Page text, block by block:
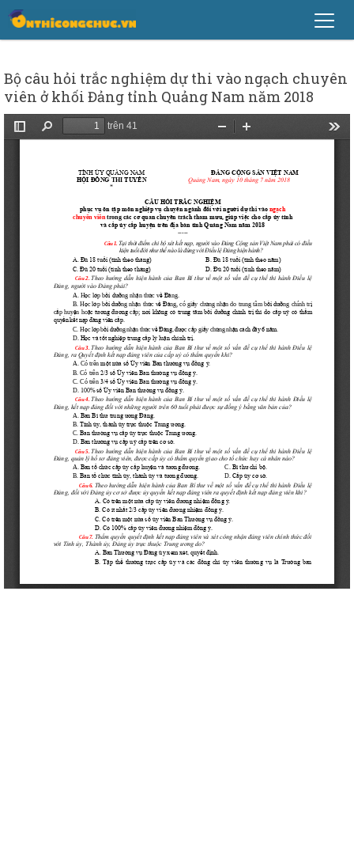
Bộ câu hỏi trắc nghiệm dự thi vào ngạch chuyên
viên ở khối Đảng tỉnh Quảng Nam năm 2018